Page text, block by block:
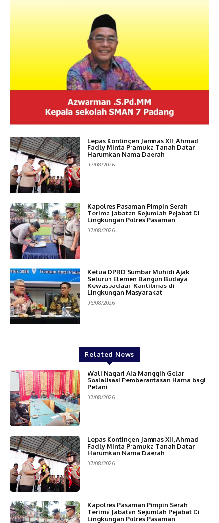
Lepas Kontingen Jamnas XII, Ahmad
Fadly Minta Pramuka Tanah Datar
Harumkan Nama Daerah
07/08/2026
Kapolres Pasaman Pimpin Serah
Terima Jabatan Sejumlah Pejabat Di
Lingkungan Polres Pasaman
07/08/2026
Ketua DPRD Sumbar Muhidi Ajak
Seluruh Elemen Bangun Budaya
Kewaspadaan Kantibmas di
Lingkungan Masyarakat
06/08/2026
Related News
Wali Nagari Aia Manggih Gelar
Sosialisasi Pemberantasan Hama bagi
Petani
07/08/2026
Lepas Kontingen Jamnas XII, Ahmad
Fadly Minta Pramuka Tanah Datar
Harumkan Nama Daerah
07/08/2026
Kapolres Pasaman Pimpin Serah
Terima Jabatan Sejumlah Pejabat Di
Lingkungan Polres Pasaman